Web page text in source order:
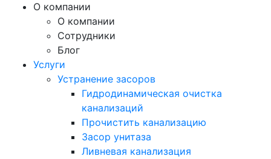
О компании
О компании
Сотрудники
Блог
Услуги
Устранение засоров
Гидродинамическая очистка
канализаций
Прочистить канализацию
Засор унитаза
Ливневая канализация